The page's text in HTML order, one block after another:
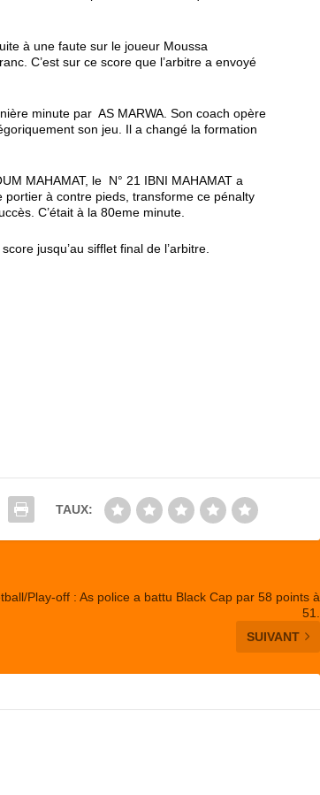
à une faute sur le joueur Moussa
C’est sur ce score que l’arbitre a envoyé
minute par AS MARWA. Son coach opère
son jeu. Il a changé la formation
MAHAMAT, le N° 21 IBNI MAHAMAT a
à contre pieds, transforme ce pénalty
C’était à la 80eme minute.
jusqu’au sifflet final de l’arbitre.
TAUX:
Play-off : As police a battu Black Cap par 58 points à
51.
SUIVANT